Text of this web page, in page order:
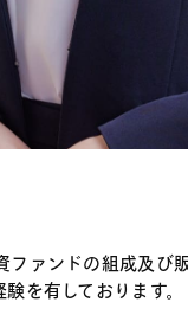
ファンドの組成及び
を有しております。